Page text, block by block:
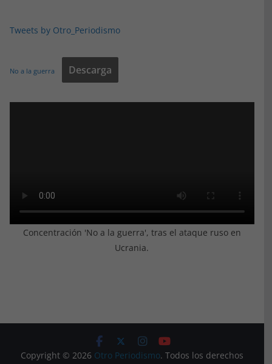
Tweets by Otro_Periodismo
No a la guerra Descarga
Concentración 'No a la guerra', tras el ataque ruso en
Ucrania.
Copyright © 2026 Otro Periodismo. Todos los derechos